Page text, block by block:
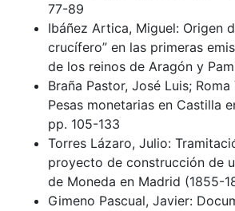
77-89
Ibáñez Artica, Miguel: Origen
crucífero” en las primeras
de los reinos de Aragón y
Braña Pastor, José Luis;
Pesas monetarias en Castilla
pp. 105-133
Torres Lázaro, Julio:
proyecto de construcción de
de Moneda en Madrid (1855-
Gimeno Pascual, Javier: